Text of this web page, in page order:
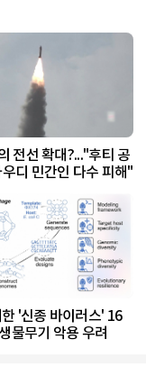
전선 확대?..."후티 공
디 민간인 다수 피해"
'신종 바이러스' 16
물무기 악용 우려